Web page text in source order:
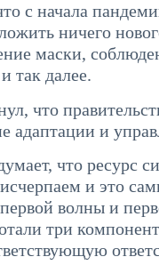
с начала
ничего
маски,
так далее.
что
адаптации и
что ресурс
и это
волны и
три